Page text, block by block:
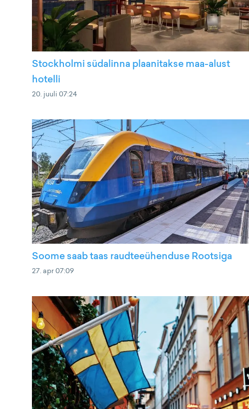
Stockholmi südalinna plaanitakse maa-alust
hotelli
20. juuli 07:24
Soome saab taas raudteeühenduse Rootsiga
27. apr 07:09